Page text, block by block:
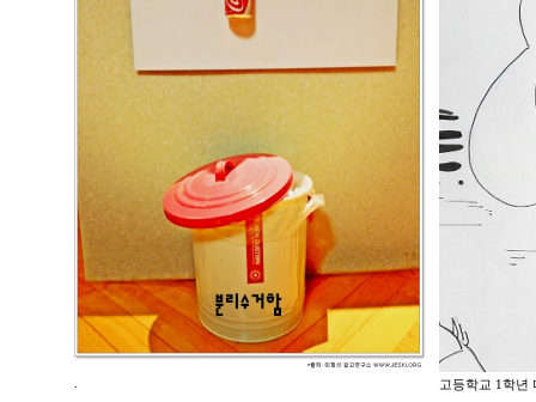
고등학교 1학년